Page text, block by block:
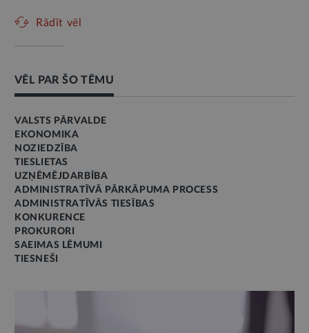
Rādīt vēl
VĒL PAR ŠO TĒMU
VALSTS PĀRVALDE
EKONOMIKA
NOZIEDZĪBA
TIESLIETAS
UZŅĒMĒJDARBĪBA
ADMINISTRATĪVĀ PĀRKĀPUMA PROCESS
ADMINISTRATĪVĀS TIESĪBAS
KONKURENCE
PROKURORI
SAEIMAS LĒMUMI
TIESNEŠI